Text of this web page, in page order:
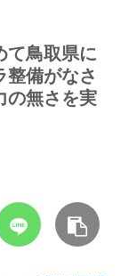
て鳥取県に
整備がなさ
の無さを実